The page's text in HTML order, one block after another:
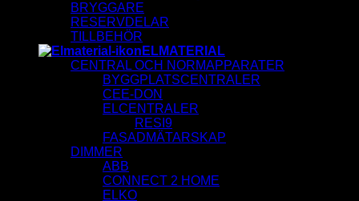
BRYGGARE
RESERVDELAR
TILLBEHÖR
ELMATERIAL
CENTRAL OCH NORMAPPARATER
BYGGPLATSCENTRALER
CEE-DON
ELCENTRALER
RESI9
FASADMÄTARSKAP
DIMMER
ABB
CONNECT 2 HOME
ELKO